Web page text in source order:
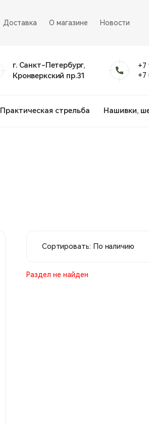
Доставка О магазине Новости
г. Санкт-Петербург,
Кронверкский пр.31
+7
+7
Практическая стрельба Нашивки,
Сортировать: По наличию
Раздел не найден